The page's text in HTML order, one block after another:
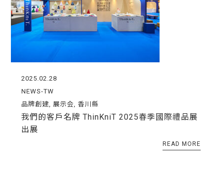
2025.02.28
NEWS-TW
品牌創建, 展示会, 香川縣
我們的客戶名牌 ThinKniT 2025春季國際禮品展
出展
READ MORE